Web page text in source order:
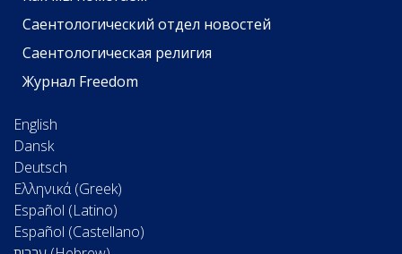
Саентологический отдел новостей
Саентологическая религия
Журнал Freedom
English
Dansk
Deutsch
Ελληνικά (Greek)
Español (Latino)
Español (Castellano)